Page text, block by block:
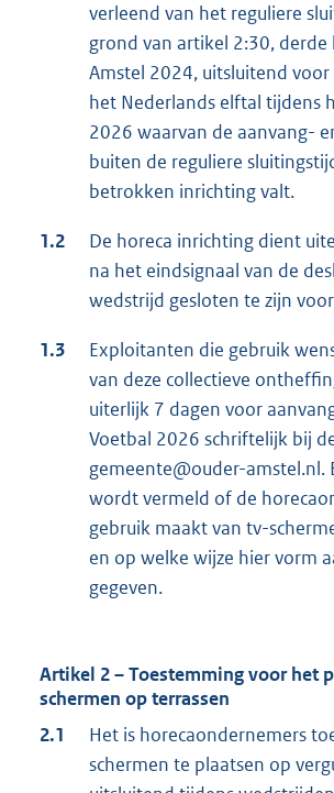
verleend van het reguliere
grond van artikel 2:30, derde
Amstel 2024, uitsluitend
het Nederlands elftal tijdens
2026 waarvan de aanvang-
buiten de reguliere
betrokken inrichting valt.
1.2
De horeca inrichting dient
na het eindsignaal van de
wedstrijd gesloten te zijn
1.3
Exploitanten die gebruik
van deze collectieve
uiterlijk 7 dagen voor
Voetbal 2026 schriftelijk bij
gemeente@ouder-amstel.nl.
wordt vermeld of de
gebruik maakt van tv-
en op welke wijze hier vorm
gegeven.
Artikel 2 – Toestemming voor het
schermen op terrassen
2.1
Het is horecaondernemers
schermen te plaatsen op